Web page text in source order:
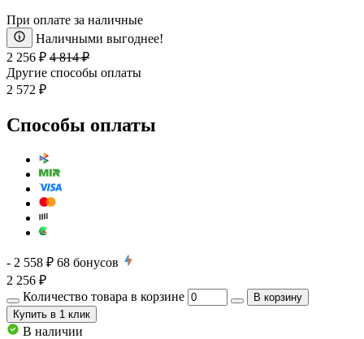
При оплате за наличные
Наличными выгоднее!
2 256 ₽ 4 814 ₽
Другие способы оплаты
2 572 ₽
Способы оплаты
- 2 558 ₽ 68 бонусов
2 256 ₽
Количество товара в корзине
В корзину
Купить в 1 клик
В наличии